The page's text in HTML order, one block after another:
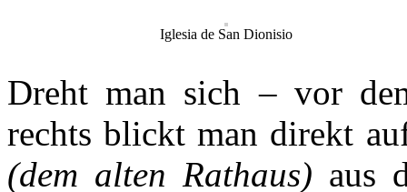
Iglesia de San Dionisio
Dreht man sich – vor
rechts blickt man direkt
(dem alten Rathaus) aus